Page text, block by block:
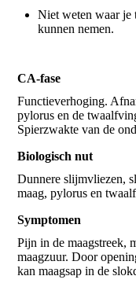
Niet weten waar je
kunnen nemen.
CA-fase
Functieverhoging.
pylorus en de
Spierzwakte van de
Biologisch nut
Dunnere slijmvliezen,
maag, pylorus en
Symptomen
Pijn in de maagstreek,
maagzuur. Door
kan maagsap in de